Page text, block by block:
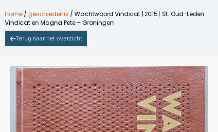
Home / geschiedenis / Wachtwoord Vindicat | 2015 | St. Oud-Leden
Vindicat en Magna Pete – Groningen
Terug naar het overzicht